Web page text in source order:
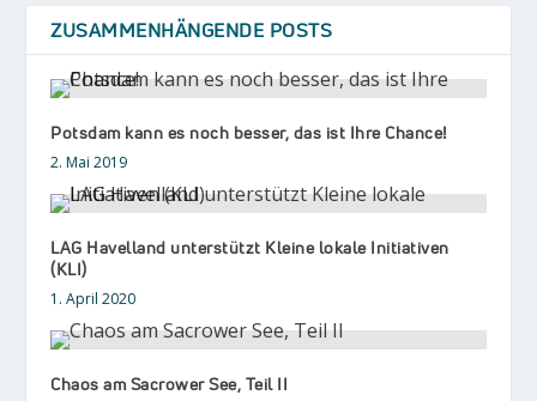
ZUSAMMENHÄNGENDE POSTS
Potsdam kann es noch besser, das ist Ihre Chance!
2. Mai 2019
LAG Havelland unterstützt Kleine lokale Initiativen
(KLI)
1. April 2020
Chaos am Sacrower See, Teil II